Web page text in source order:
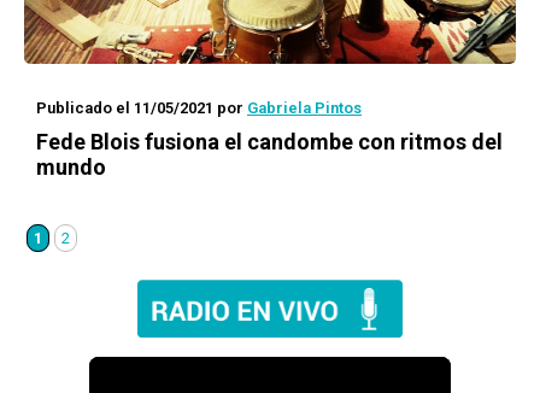
Publicado el 11/05/2021 por Gabriela Pintos
Fede Blois fusiona el candombe con ritmos del
mundo
1 2